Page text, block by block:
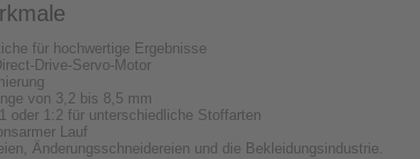
für hochwertige Ergebnisse
Drive-Servo-Motor
von 3,2 bis 8,5 mm
oder 1:2 für unterschiedliche Stoffarten
Lauf
Änderungsschneidereien und die Bekleidungsindustrie.